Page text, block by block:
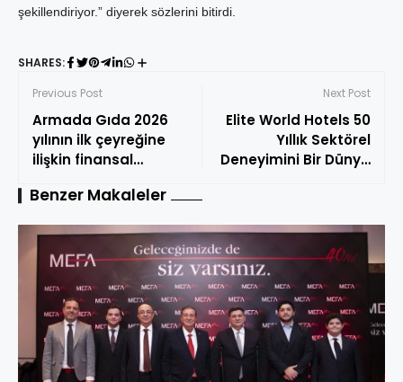
şekillendiriyor.” diyerek sözlerini bitirdi.
SHARES:
Previous Post
Armada Gıda 2026
yılının ilk çeyreğine
ilişkin finansal
Next Post
Elite World Hotels 50
Yıllık Sektörel
Deneyimini Bir Dünya
Benzer Makaleler